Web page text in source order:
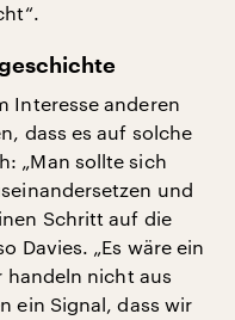
Interesse anderen
dass es auf solche
„Man sollte sich
und
Schritt auf die
Davies. „Es wäre ein
handeln nicht aus
ein Signal, dass wir